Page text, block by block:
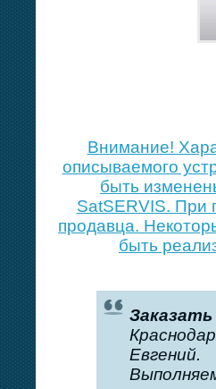
Внимание!
описываемого
быть
SatSERVIS. При
продавца.
быть
Заказать
Евгений.